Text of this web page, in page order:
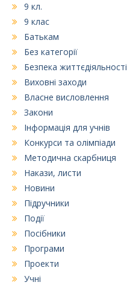
9 кл.
9 клас
Батькам
Без категорії
Безпека життєдіяльності
Виховні заходи
Власне висловлення
Закони
Інформація для учнів
Конкурси та олімпіади
Методична скарбниця
Накази, листи
Новини
Підручники
Події
Посібники
Програми
Проекти
Учні